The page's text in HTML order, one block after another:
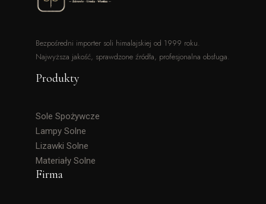
Bezpośredni importer soli himalajskiej od 1999 roku.
Najwyższa jakość, sprawdzone źródła, profesjonalna obsługa.
Produkty
Sole Spożywcze
Lampy Solne
Lizawki Solne
Materiały Solne
Firma